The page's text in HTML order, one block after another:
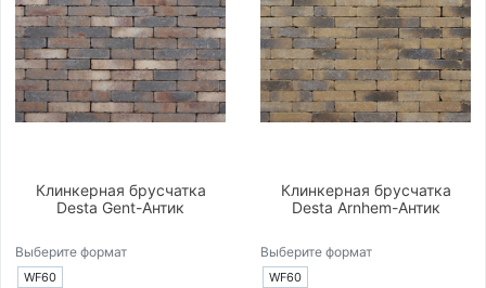
Клинкерная брусчатка
Desta Gent-Антик
Выберите формат
WF60
Клинкерная брусчатка
Desta Arnhem-Антик
Выберите формат
WF60